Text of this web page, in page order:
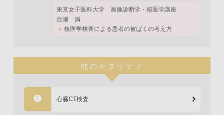
東京女子医科大学
画像診断学・核医学講座
百瀬 満
核医学検査による患者の被ばくの考え方
他のモダリティ
❶ 心臓CT検査